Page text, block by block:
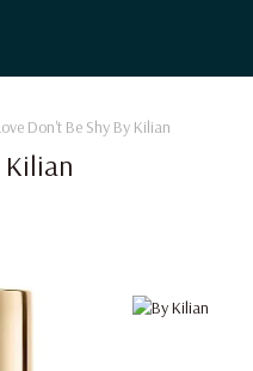
Don't Be Shy By Kilian
Kilian